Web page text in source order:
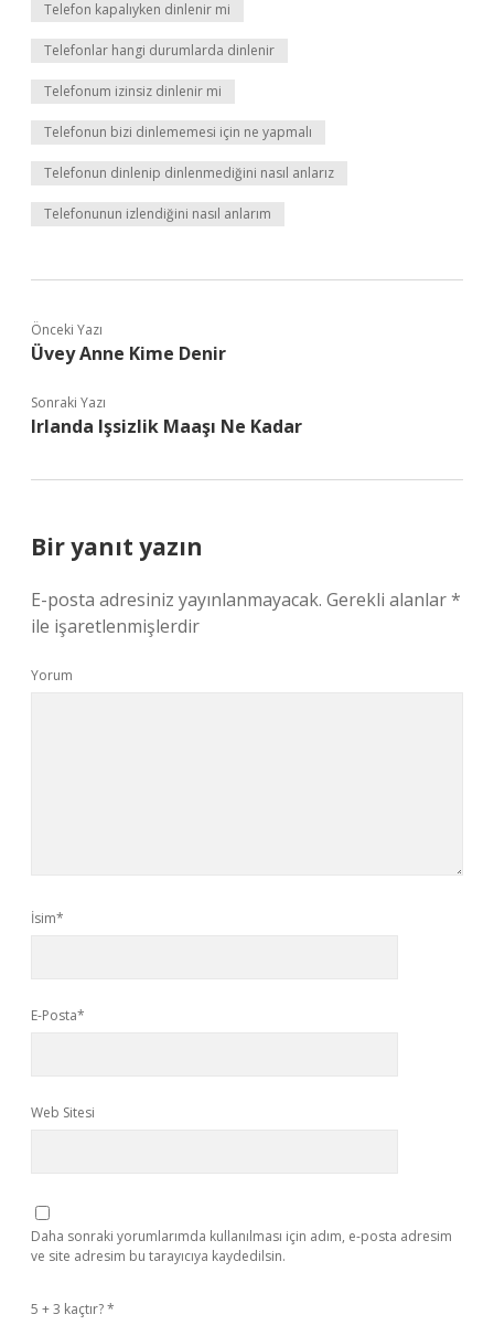
Telefon kapalıyken dinlenir mi
Telefonlar hangi durumlarda dinlenir
Telefonum izinsiz dinlenir mi
Telefonun bizi dinlememesi için ne yapmalı
Telefonun dinlenip dinlenmediğini nasıl anlarız
Telefonunun izlendiğini nasıl anlarım
Önceki Yazı
Üvey Anne Kime Denir
Sonraki Yazı
Irlanda Işsizlik Maaşı Ne Kadar
Bir yanıt yazın
E-posta adresiniz yayınlanmayacak. Gerekli alanlar*
ile işaretlenmişlerdir
Yorum
İsim*
E-Posta*
Web Sitesi
Daha sonraki yorumlarımda kullanılması için adım, e-posta adresim
ve site adresim bu tarayıcıya kaydedilsin.
5 + 3 kaçtır?*